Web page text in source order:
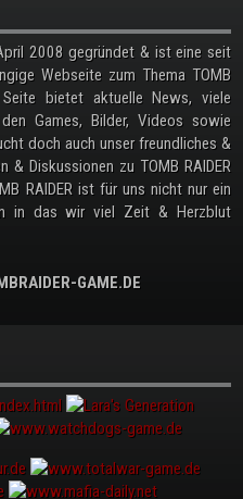
April 2008 gegründet & ist eine seit
Webseite zum Thema TOMB
Seite bietet aktuelle News, viele
Games, Bilder, Videos sowie
doch auch unser freundliches &
& Diskussionen zu TOMB RAIDER
RAIDER ist für uns nicht nur ein
in das wir viel Zeit & Herzblut
GAME.DE